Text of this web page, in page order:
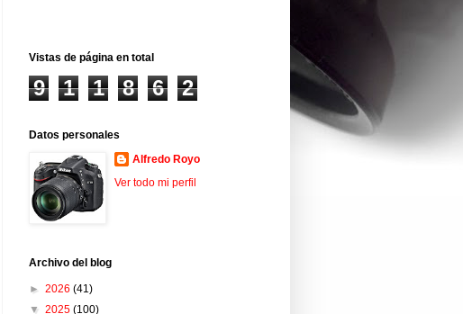
Vistas de página en total
9 1 1 8 6 2
Datos personales
Alfredo Royo
Ver todo mi perfil
Archivo del blog
► 2026 (41)
▼ 2025 (100)